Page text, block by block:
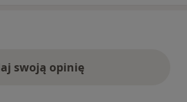
swoją opinię